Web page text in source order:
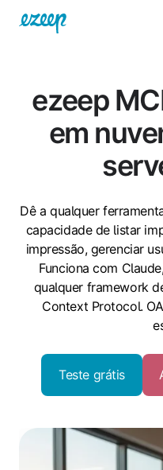
ezeep
em
Dê a qualquer
capacidade de listar
impressão, gerenciar
Funciona com
qualquer framework
Context Protocol.
Teste grátis